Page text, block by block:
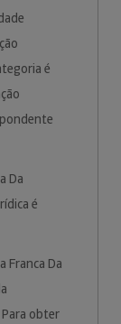
é
Da
é
Franca Da
obter